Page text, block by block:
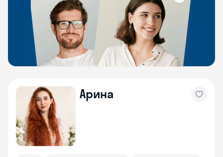
Арина